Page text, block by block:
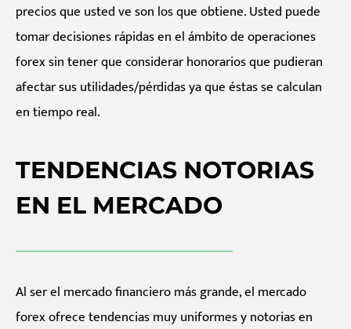
precios que usted ve son los que obtiene. Usted puede
tomar decisiones rápidas en el ámbito de operaciones
forex sin tener que considerar honorarios que pudieran
afectar sus utilidades/pérdidas ya que éstas se calculan
en tiempo real.
TENDENCIAS NOTORIAS
EN EL MERCADO
Al ser el mercado financiero más grande, el mercado
forex ofrece tendencias muy uniformes y notorias en